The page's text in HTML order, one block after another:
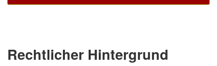
Rechtlicher Hintergrund